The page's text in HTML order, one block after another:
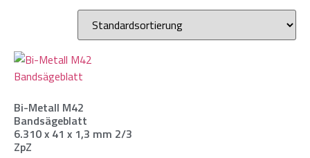
Bi-Metall M42
Bandsägeblatt
6.310 x 41 x 1,3 mm 2/3
ZpZ